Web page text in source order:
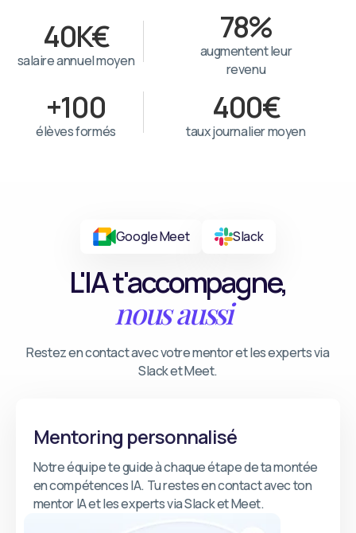
40K€
salaire annuel moyen
78%
augmentent leur
revenu
+100
élèves formés
400€
taux journalier moyen
Google Meet Slack
L'IA t'accompagne,
nous aussi
Restez en contact avec votre mentor et les experts via
Slack et Meet.
Mentoring personnalisé
Notre équipe te guide à chaque étape de ta montée
en compétences IA. Tu restes en contact avec ton
mentor IA et les experts via Slack et Meet.